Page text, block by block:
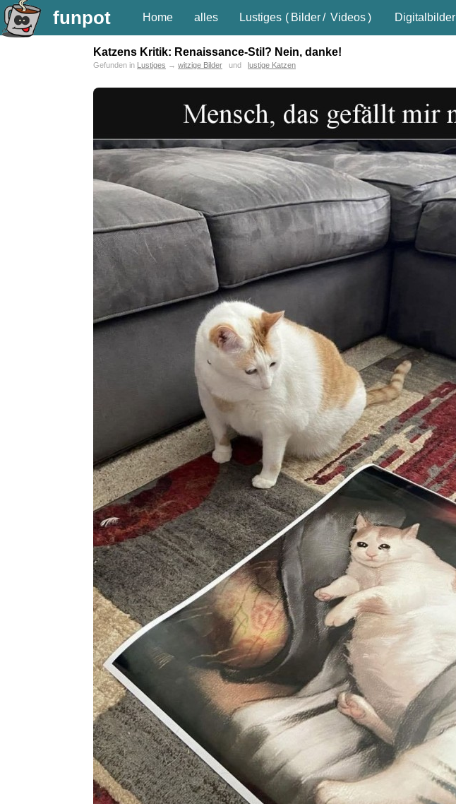
funpot Home alles Lustiges ( Bilder/ Videos) Digitalbilder
Katzens Kritik: Renaissance-Stil? Nein, danke!
Gefunden in Lustiges → witzige Bilder und lustige Katzen